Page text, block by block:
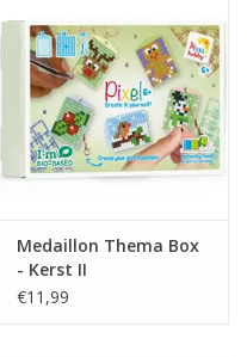
Medaillon Thema Box
- Kerst II
€11,99